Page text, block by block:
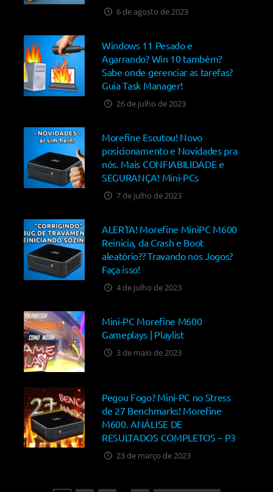
6 de agosto de 2023
Windows 11 Pesado e
Agarrando? Win 10 também?
Sabe onde gerenciar as tarefas?
Guia Task Manager!
26 de julho de 2023
Morefine Escutou! Novo
posicionamento e Novidades pra
nós. Mais CONFIABILIDADE e
SEGURANÇA! Mini-PCs
7 de julho de 2023
ALERTA! Morefine MiniPC M600
Reinicia, da Crash e Boot
aleatório?? Travando nos Jogos?
Faça isso!
4 de julho de 2023
Mini-PC Morefine M600
Gameplays | Playlist
3 de maio de 2023
Pegou Fogo? Mini-PC no Stress
de 27 Benchmarks! Morefine
M600. ANÁLISE DE
RESULTADOS COMPLETOS – P3
23 de março de 2023